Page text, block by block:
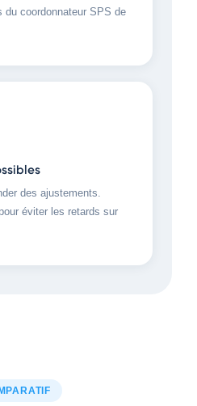
du coordonnateur SPS de
des ajustements.
éviter les retards sur